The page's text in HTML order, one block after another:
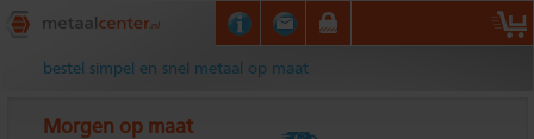
Metaalcenter.nl
bestel simpel en snel metaal op maat
Morgen op maat